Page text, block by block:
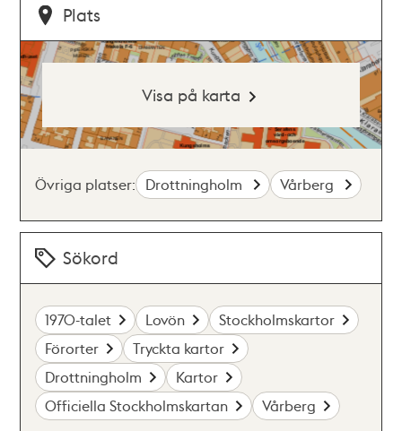
Plats
Visa på karta
Övriga platser: Drottningholm Vårberg
Sökord
1970-talet Lovön
Stockholmskartor
Förorter
Tryckta kartor
Drottningholm
Kartor
Officiella Stockholmskartan
Vårberg